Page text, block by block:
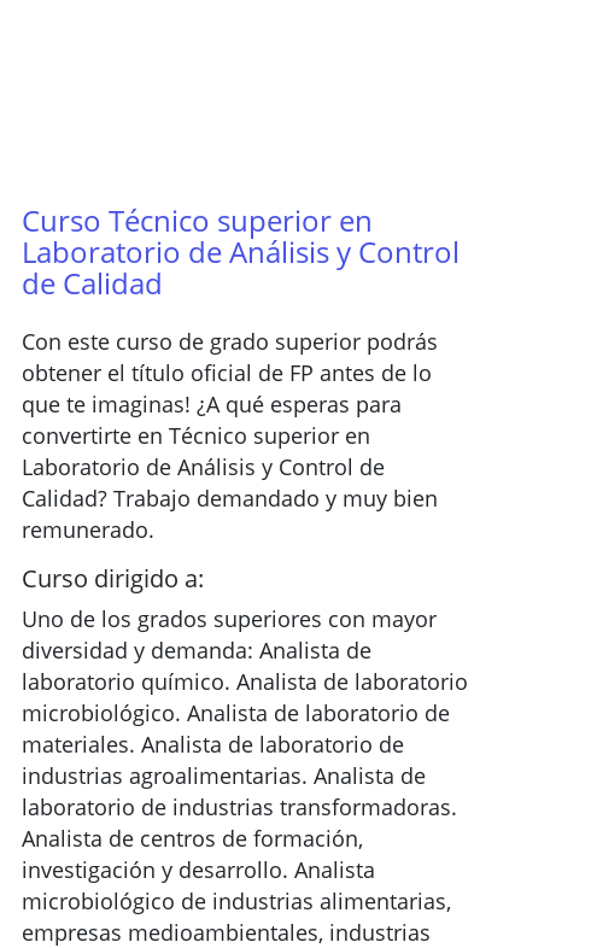
Curso Técnico superior en
Laboratorio de Análisis y Control
de Calidad
Con este curso de grado superior podrás
obtener el título oficial de FP antes de lo
que te imaginas! ¿A qué esperas para
convertirte en Técnico superior en
Laboratorio de Análisis y Control de
Calidad? Trabajo demandado y muy bien
remunerado.
Curso dirigido a:
Uno de los grados superiores con mayor
diversidad y demanda: Analista de
laboratorio químico. Analista de laboratorio
microbiológico. Analista de laboratorio de
materiales. Analista de laboratorio de
industrias agroalimentarias. Analista de
laboratorio de industrias transformadoras.
Analista de centros de formación,
investigación y desarrollo. Analista
microbiológico de industrias alimentarias,
empresas medioambientales, industrias